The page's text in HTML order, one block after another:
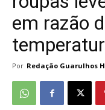
em razão
Por Redação Guarulhos